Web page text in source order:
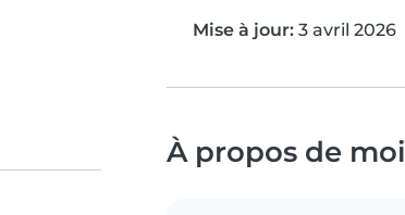
Mise à jour: 3 avril 2026
À propos de moi